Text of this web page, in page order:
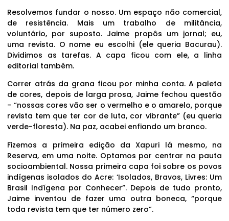
Resolvemos fundar o nosso. Um espaço não comercial,
de resistência. Mais um trabalho de militância,
voluntário, por suposto. Jaime propôs um jornal; eu,
uma revista. O nome eu escolhi (ele queria Bacurau).
Dividimos as tarefas. A capa ficou com ele, a linha
editorial também.
Correr atrás da grana ficou por minha conta. A paleta
de cores, depois de larga prosa, Jaime fechou questão
– “nossas cores vão ser o vermelho e o amarelo, porque
revista tem que ter cor de luta, cor vibrante” (eu queria
verde-floresta). Na paz, acabei enfiando um branco.
Fizemos a primeira edição da Xapuri lá mesmo, na
Reserva, em uma noite. Optamos por centrar na pauta
socioambiental. Nossa primeira capa foi sobre os povos
indígenas isolados do Acre: ‘Isolados, Bravos, Livres: Um
Brasil Indígena por Conhecer”. Depois de tudo pronto,
Jaime inventou de fazer uma outra boneca, “porque
toda revista tem que ter número zero”.